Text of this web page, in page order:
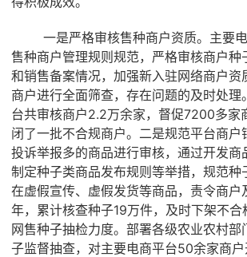
一是严格审核售种商户资质。主要电
售种商户管理规则规范，严格审核商户种
和销售备案情况，加强新入驻网络商户资
商户进行全面筛查，存在问题的及时处理
台共审核商户2.2万余家，督促7200多家
闭了一批不合规商户。二是规范平台商户
投诉举报多的商品进行审核，通过开发商
制定种子类商品发布规则等举措，规范种
在虚假宣传、虚假发货等商品，责令商户
年，累计核查种子19万件，及时下架不合
网售种子抽检力度。部署各级农业农村部
子监督抽查，对主要电商平台50余家商